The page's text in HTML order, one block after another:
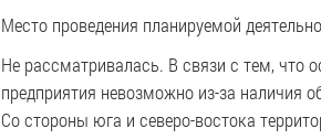
Место проведения планируемой
Не рассматривалась. В связи с тем, что
предприятия невозможно из-за наличия
Со стороны юга и северо-востока